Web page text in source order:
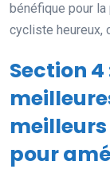
bénéfique pour
cycliste heureux,
Section 4
pour